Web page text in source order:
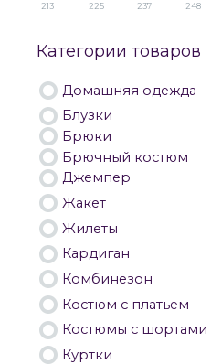
213 225 237 248
Категории товаров
Домашняя одежда
Блузки
Брюки
Брючный костюм
Джемпер
Жакет
Жилеты
Кардиган
Комбинезон
Костюм с платьем
Костюмы с шортами
Куртки